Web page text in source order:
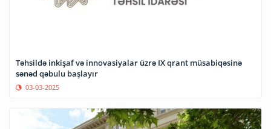
Təhsildə inkişaf və innovasiyalar üzrə IX qrant müsabiqəsinə
sənəd qəbulu başlayır
03-03-2025